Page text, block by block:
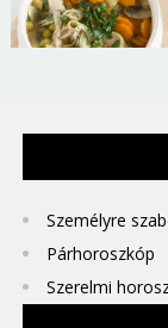
Személyre
Párhoroszkóp
Szerelmi